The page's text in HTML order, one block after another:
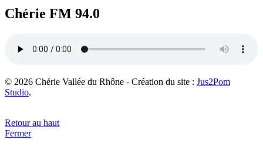
Chérie FM 94.0
© 2026 Chérie Vallée du Rhône - Création du site : Jus2Pom
Studio.
Retour au haut
Fermer